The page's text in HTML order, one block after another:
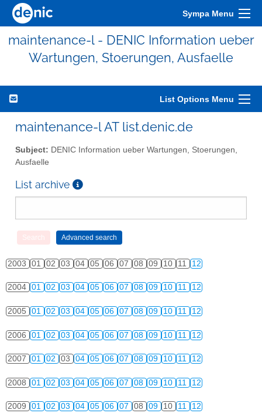
Sympa Menu
maintenance-l - DENIC Information ueber
Wartungen, Stoerungen, Ausfaelle
List Options Menu
maintenance-l AT list.denic.de
Subject: DENIC Information ueber Wartungen, Stoerungen,
Ausfaelle
List archive
2003 01 02 03 04 05 06 07 08 09 10 11 12
2004 01 02 03 04 05 06 07 08 09 10 11 12
2005 01 02 03 04 05 06 07 08 09 10 11 12
2006 01 02 03 04 05 06 07 08 09 10 11 12
2007 01 02 03 04 05 06 07 08 09 10 11 12
2008 01 02 03 04 05 06 07 08 09 10 11 12
2009 01 02 03 04 05 06 07 08 09 10 11 12